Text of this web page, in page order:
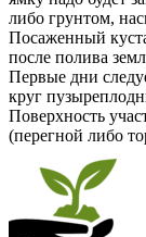
либо грунтом,
Посаженный
после полива
Первые дни
круг
Поверхность
(перегной либо